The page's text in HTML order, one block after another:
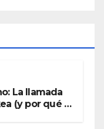
La llamada
(y por qué a